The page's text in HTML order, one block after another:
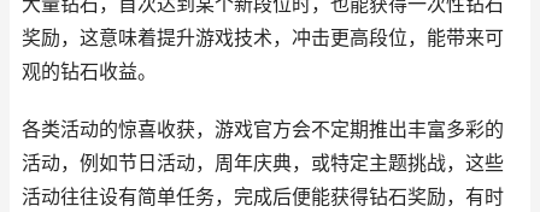
奖励，这意味着提升游戏技术，冲击更高段位，能带来可
观的钻石收益。
各类活动的惊喜收获，游戏官方会不定期推出丰富多彩的
活动，例如节日活动，周年庆典，或特定主题挑战，这些
活动往往设有简单任务，完成后便能获得钻石奖励，有时